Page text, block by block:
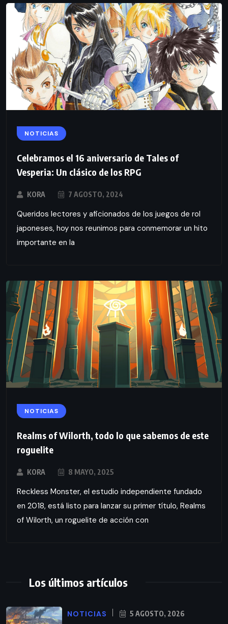
NOTICIAS
Celebramos el 16 aniversario de Tales of
Vesperia: Un clásico de los RPG
KORA 7 AGOSTO, 2024
Queridos lectores y aficionados de los juegos de rol
japoneses, hoy nos reunimos para conmemorar un hito
importante en la
NOTICIAS
Realms of Wilorth, todo lo que sabemos de este
roguelite
KORA 8 MAYO, 2025
Reckless Monster, el estudio independiente fundado
en 2018, está listo para lanzar su primer título, Realms
of Wilorth, un roguelite de acción con
Los últimos artículos
NOTICIAS 5 AGOSTO, 2026